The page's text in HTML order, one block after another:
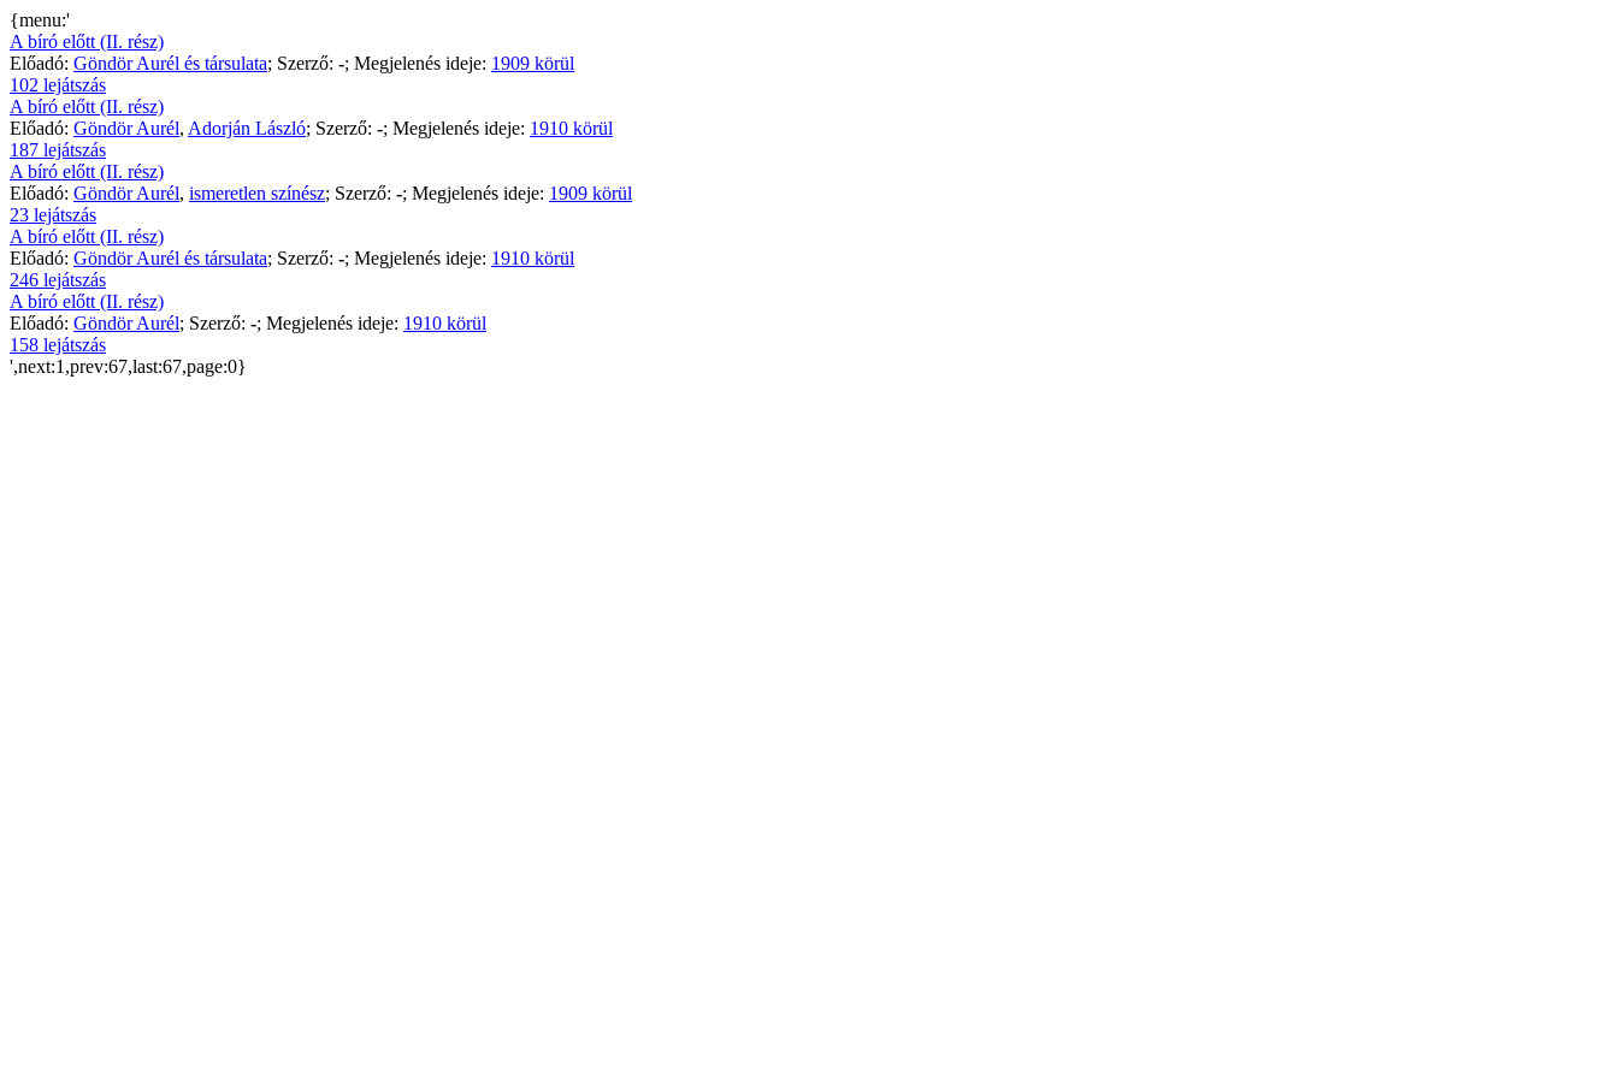
{menu:'
A bíró előtt (II. rész)
Előadó: Göndör Aurél és társulata; Szerző: -; Megjelenés ideje: 1909 körül
102 lejátszás
A bíró előtt (II. rész)
Előadó: Göndör Aurél, Adorján László; Szerző: -; Megjelenés ideje: 1910 körül
187 lejátszás
A bíró előtt (II. rész)
Előadó: Göndör Aurél, ismeretlen színész; Szerző: -; Megjelenés ideje: 1909 körül
23 lejátszás
A bíró előtt (II. rész)
Előadó: Göndör Aurél és társulata; Szerző: -; Megjelenés ideje: 1910 körül
246 lejátszás
A bíró előtt (II. rész)
Előadó: Göndör Aurél; Szerző: -; Megjelenés ideje: 1910 körül
158 lejátszás
',next:1,prev:67,last:67,page:0}